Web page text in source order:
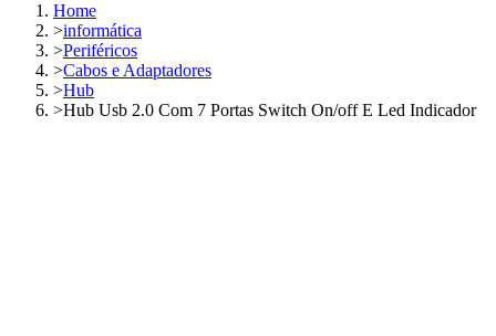
Home
>informática
>Periféricos
>Cabos e Adaptadores
>Hub
>Hub Usb 2.0 Com 7 Portas Switch On/off E Led Indicador